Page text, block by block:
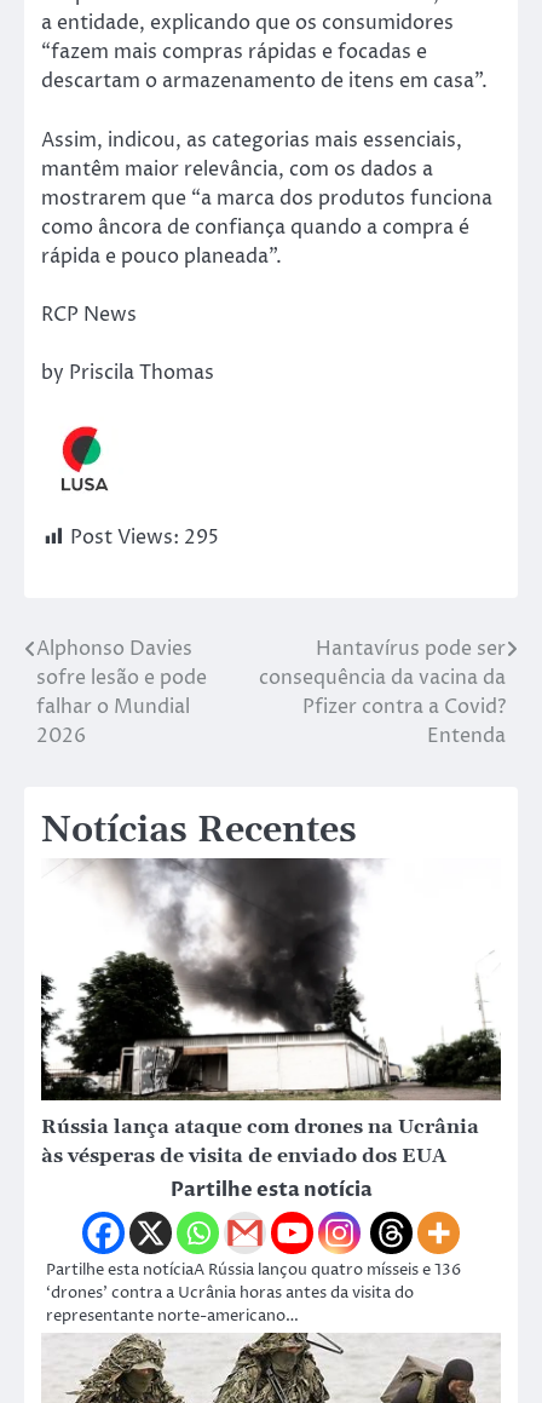
a entidade, explicando que os consumidores
“fazem mais compras rápidas e focadas e
descartam o armazenamento de itens em casa”.
Assim, indicou, as categorias mais essenciais,
mantêm maior relevância, com os dados a
mostrarem que “a marca dos produtos funciona
como âncora de confiança quando a compra é
rápida e pouco planeada”.
RCP News
by Priscila Thomas
Post Views: 295
Alphonso Davies
sofre lesão e pode
falhar o Mundial
2026
Hantavírus pode ser
consequência da vacina da
Pfizer contra a Covid?
Entenda
Notícias Recentes
Rússia lança ataque com drones na Ucrânia
às vésperas de visita de enviado dos EUA
Partilhe esta notícia
Partilhe esta notíciaA Rússia lançou quatro mísseis e 136
‘drones’ contra a Ucrânia horas antes da visita do
representante norte-americano…